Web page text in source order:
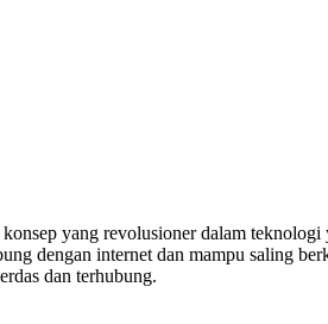
yang revolusioner dalam
dengan internet dan mampu saling
dan terhubung.